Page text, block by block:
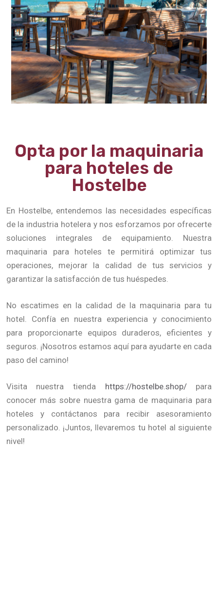
Opta por la maquinaria
para hoteles de
Hostelbe
En Hostelbe, entendemos las necesidades específicas
de la industria hotelera y nos esforzamos por ofrecerte
soluciones integrales de equipamiento. Nuestra
maquinaria para hoteles te permitirá optimizar tus
operaciones, mejorar la calidad de tus servicios y
garantizar la satisfacción de tus huéspedes.
No escatimes en la calidad de la maquinaria para tu
hotel. Confía en nuestra experiencia y conocimiento
para proporcionarte equipos duraderos, eficientes y
seguros. ¡Nosotros estamos aquí para ayudarte en cada
paso del camino!
Visita nuestra tienda https://hostelbe.shop/para
conocer más sobre nuestra gama de maquinaria para
hoteles y contáctanos para recibir asesoramiento
personalizado. ¡Juntos, llevaremos tu hotel al siguiente
nivel!